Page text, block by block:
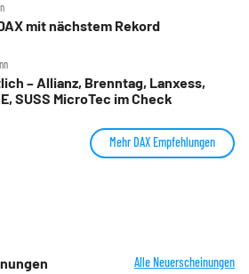
mit nächstem Rekord
– Allianz, Brenntag, Lanxess,
SUSS MicroTec im Check
Mehr DAX Empfehlungen
Alle Neuerscheinungen